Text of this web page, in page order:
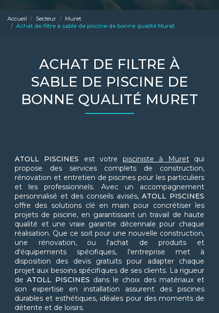
Accueil Secteur
Muret
Achat de filtre à sable de piscine de bonne qualité Muret
ACHAT DE FILTRE À
SABLE DE PISCINE DE
BONNE QUALITÉ MURET
ATOLL PISCINES est votrepisciniste à Muretqui
propose des services complets de construction,
rénovation et entretien de piscines pour les particuliers
et les professionnels. Avec un accompagnement
personnalisé et des conseils avisés,ATOLL PISCINES
offre des solutions clé en main pour concrétiser les
projets de piscine, en garantissant un travail de haute
qualité et une vraie garantie décennale pour chaque
réalisation. Que ce soit pour une nouvelle construction,
une rénovation, ou l'achat de produits et
d'équipements spécifiques, l'entreprise met à
disposition des devis gratuits pour adapter chaque
projet aux besoins spécifiques de ses clients. La rigueur
deATOLL PISCINES dans le choix des matériaux et
son expertise en installation assurent des piscines
durables et esthétiques, idéales pour des moments de
détente et de loisirs.